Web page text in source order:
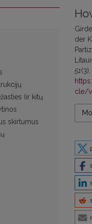
der
51(3),
cle/
(ir kitų
skirtumus